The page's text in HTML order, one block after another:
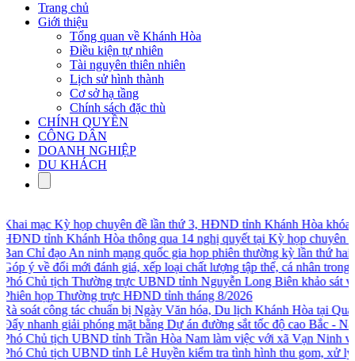
Trang chủ
Giới thiệu
Tổng quan về Khánh Hòa
Điều kiện tự nhiên
Tài nguyên thiên nhiên
Lịch sử hình thành
Cơ sở hạ tầng
Chính sách đặc thù
CHÍNH QUYỀN
CÔNG DÂN
DOANH NGHIỆP
DU KHÁCH
mạc Kỳ họp chuyên đề lần thứ 3, HĐND tỉnh Khánh Hòa khóa
tỉnh Khánh Hòa thông qua 14 nghị quyết tại Kỳ họp chuyên đề
Chỉ đạo An ninh mạng quốc gia họp phiên thường kỳ lần thứ hai
ý về đổi mới đánh giá, xếp loại chất lượng tập thể, cá nhân trong
Chủ tịch Thường trực UBND tỉnh Nguyễn Long Biên khảo sát vị
họp Thường trực HĐND tỉnh tháng 8/2026
soát công tác chuẩn bị Ngày Văn hóa, Du lịch Khánh Hòa tại Quảng
nhanh giải phóng mặt bằng Dự án đường sắt tốc độ cao Bắc - Nam
Chủ tịch UBND tỉnh Trần Hòa Nam làm việc với xã Vạn Ninh và
Chủ tịch UBND tỉnh Lê Huyền kiểm tra tình hình thu gom, xử lý